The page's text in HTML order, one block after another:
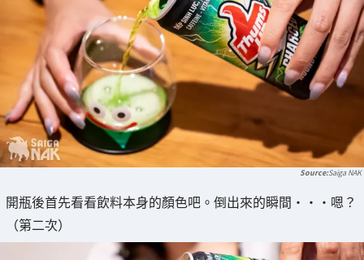
Saiga NAK
開瓶後首先看看飲料本身的顏色吧。倒出來的瞬間・・・嗯？
（第二次）